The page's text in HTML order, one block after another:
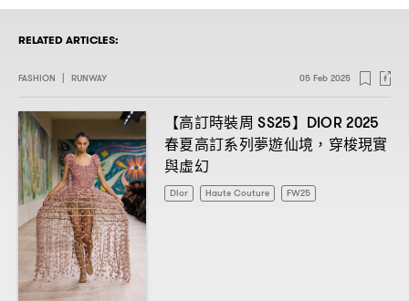
RELATED ARTICLES:
FASHION RUNWAY 05 Feb 2025
【高訂時裝周 SS25】 DIOR 2025
春夏高訂系列夢遊仙境 ， 穿梭現實
與虛幻
Dior Haute Couture FW25